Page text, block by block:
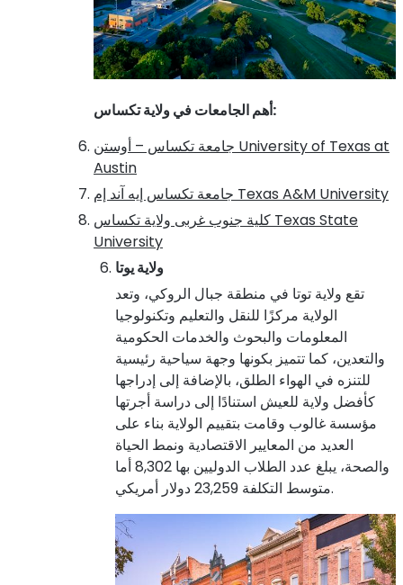
أهم الجامعات في ولاية تكساس:
University of Texas at
Austin
جامعة تكساس إيه آند إم Texas A&M University
Texas State
University
ولاية يوتا
تقع ولاية توتا في منطقة جبال الروكي، وتعد
الولاية مركزًا للنقل والتعليم وتكنولوجيا
المعلومات والبحوث والخدمات الحكومية
والتعدين، كما تتميز بكونها وجهة سياحية رئيسية
للتنزه في الهواء الطلق، بالإضافة إلى إدراجها
كأفضل ولاية للعيش استنادًا إلى دراسة أجرتها
مؤسسة غالوب وقامت بتقييم الولاية بناء على
العديد من المعايير الاقتصادية ونمط الحياة
والصحة، يبلغ عدد الطلاب الدوليين بها 8,302 أما
متوسط التكلفة 23,259 دولار أمريكي.